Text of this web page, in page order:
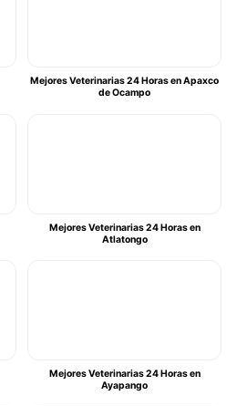
Mejores Veterinarias 24 Horas en Apaxco
de Ocampo
Mejores Veterinarias 24 Horas en
Atlatongo
Mejores Veterinarias 24 Horas en
Ayapango